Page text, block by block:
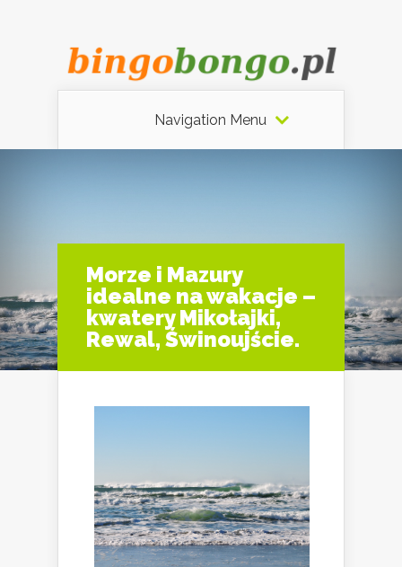
Navigation Menu
Morze i Mazury
idealne na wakacje –
kwatery Mikołajki,
Rewal, Świnoujście.